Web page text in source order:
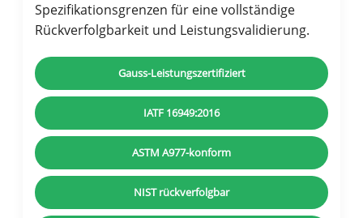
Spezifikationsgrenzen für eine vollständige
Rückverfolgbarkeit und Leistungsvalidierung.
Gauss-Leistungszertifiziert
IATF 16949:2016
ASTM A977-konform
NIST rückverfolgbar